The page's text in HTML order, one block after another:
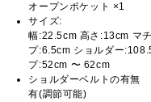
オープンポケット ×1
サイズ:
幅:22.5cm 高さ:13cm マ
プ:6.5cm ショルダー
プ:52cm 〜 62cm
ショルダーベルトの有無
有(調節可能)